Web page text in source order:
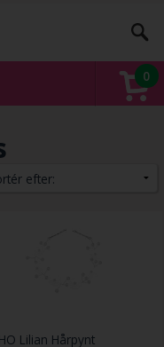
0
Lilian Hårpynt